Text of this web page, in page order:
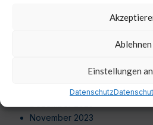
Ablehnen
Einstellungen
Datenschutz
Januar 2024
November 2023